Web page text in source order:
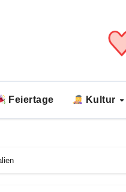
Feiertage Kultur